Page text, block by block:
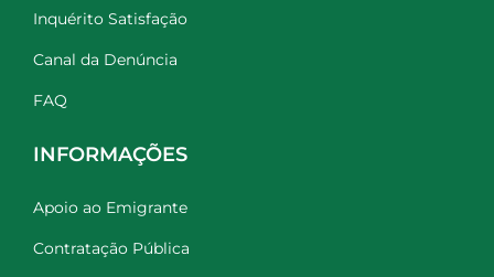
Inquérito Satisfação
Canal da Denúncia
FAQ
INFORMAÇÕES
Apoio ao Emigrante
Contratação Pública